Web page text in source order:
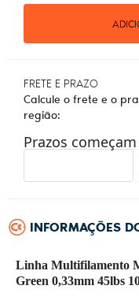
FRETE E PRAZO
Calcule o frete e o
região:
Prazos
INFORMAÇÕES
Linha Multifilamento
Green 0,33mm 45lbs